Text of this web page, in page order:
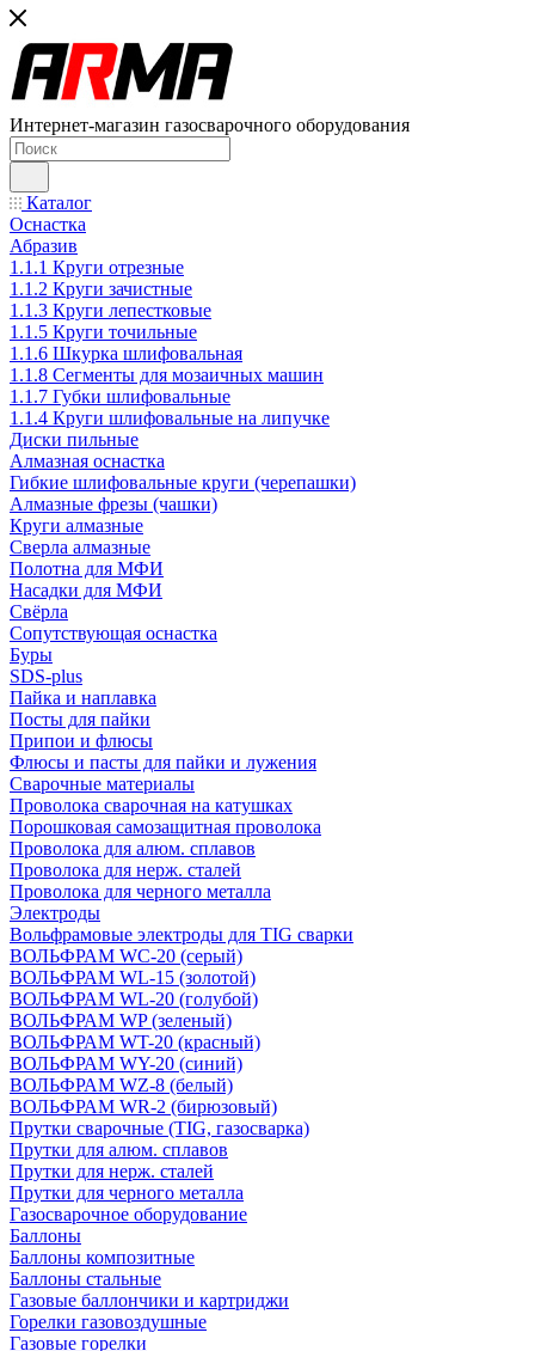
Интернет-магазин газосварочного оборудования
Каталог
Оснастка
Абразив
1.1.1 Круги отрезные
1.1.2 Круги зачистные
1.1.3 Круги лепестковые
1.1.5 Круги точильные
1.1.6 Шкурка шлифовальная
1.1.8 Сегменты для мозаичных машин
1.1.7 Губки шлифовальные
1.1.4 Круги шлифовальные на липучке
Диски пильные
Алмазная оснастка
Гибкие шлифовальные круги (черепашки)
Алмазные фрезы (чашки)
Круги алмазные
Сверла алмазные
Полотна для МФИ
Насадки для МФИ
Свёрла
Сопутствующая оснастка
Буры
SDS-plus
Пайка и наплавка
Посты для пайки
Припои и флюсы
Флюсы и пасты для пайки и лужения
Сварочные материалы
Проволока сварочная на катушках
Порошковая самозащитная проволока
Проволока для алюм. сплавов
Проволока для нерж. сталей
Проволока для черного металла
Электроды
Вольфрамовые электроды для TIG сварки
ВОЛЬФРАМ WC-20 (серый)
ВОЛЬФРАМ WL-15 (золотой)
ВОЛЬФРАМ WL-20 (голубой)
ВОЛЬФРАМ WP (зеленый)
ВОЛЬФРАМ WT-20 (красный)
ВОЛЬФРАМ WY-20 (синий)
ВОЛЬФРАМ WZ-8 (белый)
ВОЛЬФРАМ WR-2 (бирюзовый)
Прутки сварочные (TIG, газосварка)
Прутки для алюм. сплавов
Прутки для нерж. сталей
Прутки для черного металла
Газосварочное оборудование
Баллоны
Баллоны композитные
Баллоны стальные
Газовые баллончики и картриджи
Горелки газовоздушные
Газовые горелки